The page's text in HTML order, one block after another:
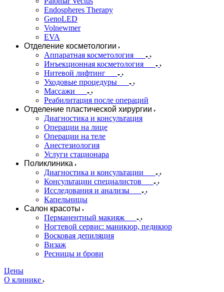
Endospheres Therapy
GenoLED
Volnewmer
EVA
Отделение косметологии
Аппаратная косметология
Инъекционная косметология
Нитевой лифтинг
Уходовые процедуры
Массажи
Реабилитация после операций
Отделение пластической хирургии
Диагностика и консультация
Операции на лице
Операции на теле
Анестезиология
Услуги стационара
Поликлиника
Диагностика и консультации
Консультации специалистов
Исследования и анализы
Капельницы
Салон красоты
Перманентный макияж
Ногтевой сервис: маникюр, педикюр
Восковая депиляция
Визаж
Ресницы и брови
Цены
О клинике